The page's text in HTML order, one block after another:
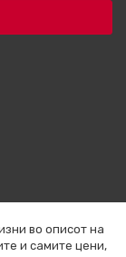
во описот на
и самите цени,